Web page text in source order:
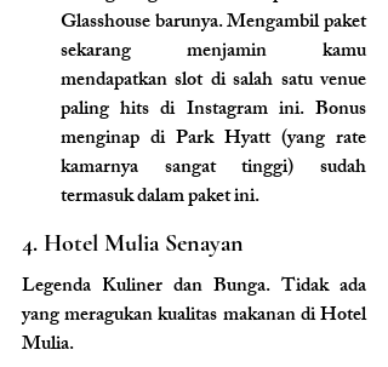
Glasshouse barunya. Mengambil paket
sekarang menjamin kamu
mendapatkan slot di salah satu venue
paling hits di Instagram ini. Bonus
menginap di Park Hyatt (yang rate
kamarnya sangat tinggi) sudah
termasuk dalam paket ini.
4. Hotel Mulia Senayan
Legenda Kuliner dan Bunga. Tidak ada
yang meragukan kualitas makanan di Hotel
Mulia.